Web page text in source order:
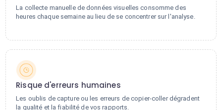
La collecte manuelle de données visuelles consomme des
heures chaque semaine au lieu de se concentrer sur l'analyse.
Risque d'erreurs humaines
Les oublis de capture ou les erreurs de copier-coller dégradent
la qualité et la fiabilité de vos rapports.